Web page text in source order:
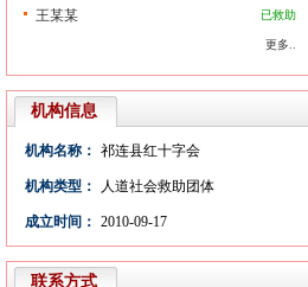
已救助
王某某
更多..
机构信息
机构名称： 祁连县红十字会
机构类型： 人道社会救助团体
成立时间： 2010-09-17
联系方式